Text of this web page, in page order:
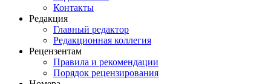
Контакты
Редакция
Главный редактор
Редакционная коллегия
Рецензентам
Правила и рекомендации
Порядок рецензирования